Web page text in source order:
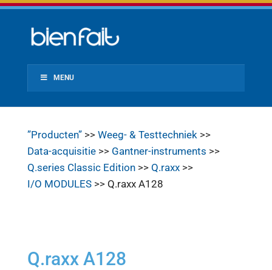
MENU
”Producten”>> Weeg- & Testtechniek>>
Data-acquisitie>> Gantner-instruments >>
Q.series Classic Edition>> Q.raxx>>
I/O MODULES>> Q.raxx A128
Q.raxx A128